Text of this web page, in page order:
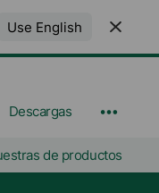
Use English
Descargas
de productos